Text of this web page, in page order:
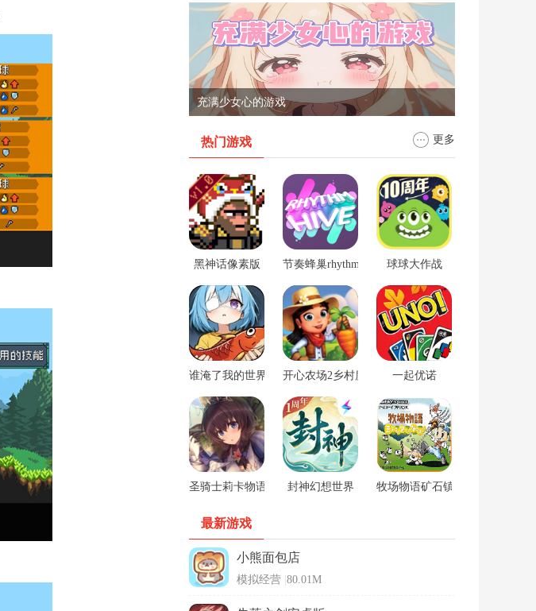
充满少女心的游戏
热门游戏 更多
黑神话像素版 节奏蜂巢rhythm hive 球球大作战
谁淹了我的世界游戏开心农场2乡村度假中文版一起优诺
圣骑士莉卡物语安卓手游封神幻想世界 牧场物语矿石镇的伙伴们男孩版
最新游戏
小熊面包店
模拟经营 80.01M